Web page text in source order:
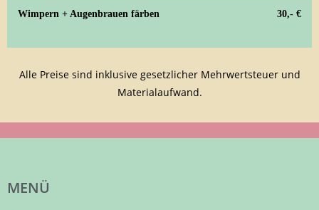
Wimpern + Augenbrauen färben 30,- €
Alle Preise sind inklusive gesetzlicher Mehrwertsteuer und
Materialaufwand.
MENÜ